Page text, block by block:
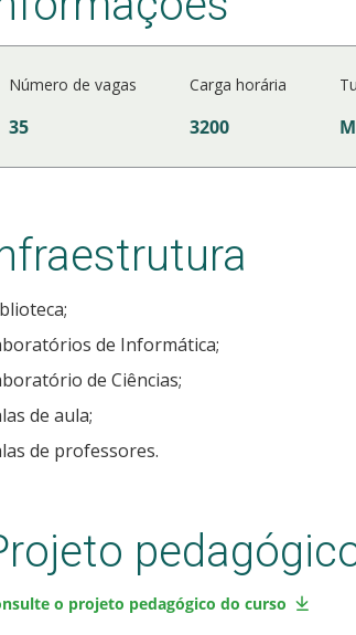
Número de vagas Carga horária
35 3200
de Informática;
de Ciências;
de aula;
de professores.
o projeto pedagógico do curso